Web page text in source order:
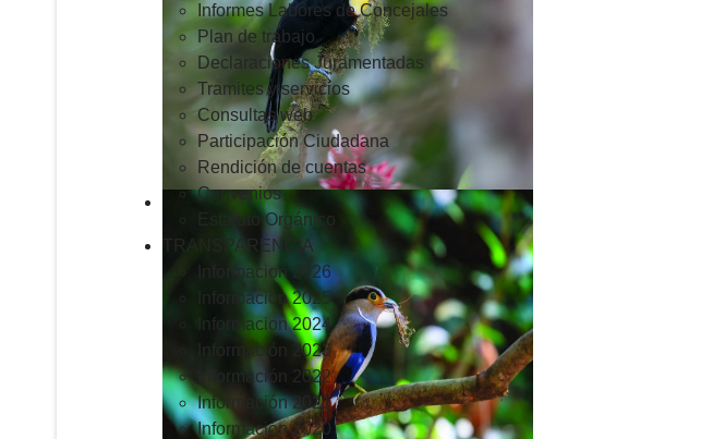
Informes Labores de Concejales
Plan de trabajo
Declaraciones Juramentadas
Tramites y servicios
Consultas web
Participación Ciudadana
Rendición de cuentas
Convenios
Estatuto Orgánico
TRANSPARENCIA
Informacion 2026
Informacion 2025
Informacion 2024
Información 2023
Información 2022
Información 2021
Información 2020